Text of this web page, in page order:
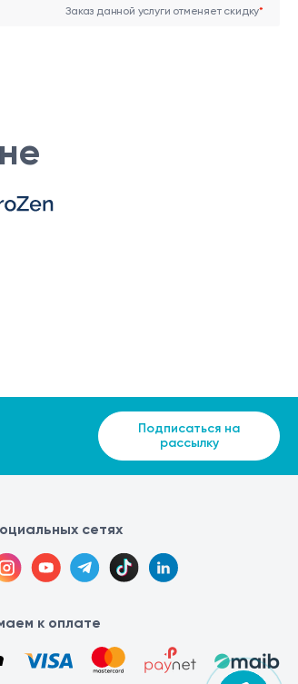
Заказ данной услуги отменяет скидку*
Подписаться на
рассылку
сетях
к оплате